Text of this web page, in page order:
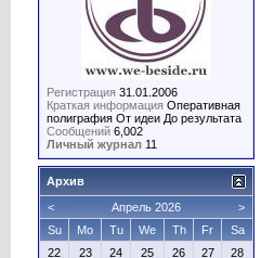
Регистрация 31.01.2006
Краткая информация Оперативная
полиграфия От идеи До результата
Сообщений 6,002
Личный журнал 11
Архив
<
>
Апрель 2026
Su
Mo Tu We Th Fr
Sa
22
23 24 25 26 27
28